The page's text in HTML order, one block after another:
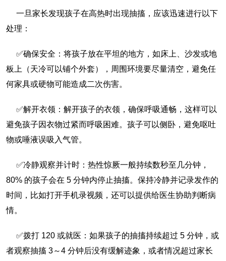
一旦家长发现孩子在高热时出现抽搐，应该迅速进行以下
处理：
✅确保安全：将孩子放在平坦的地方，如床上、沙发或地
板上（天冷可以铺个外套），周围环境要尽量清空，避免任
何家具或硬物可能造成二次伤害。
✅解开衣领：解开孩子的衣领，确保呼吸通畅，这样可以
避免孩子因衣物过紧而呼吸困难。孩子可以侧卧，避免呕吐
物或唾液误吸入气管。
✅冷静观察并计时：热性惊厥一般持续数秒至几分钟，
80% 的孩子会在 5 分钟内停止抽搐。保持冷静并记录发作的
时间，比如打开手机录视频，还可以提供给医生协助判断病
情。
✅拨打 120 或就医：如果孩子的抽搐持续超过 5 分钟，或
者观察抽搐 3～4 分钟后没有缓解迹象，或者情况超过家长